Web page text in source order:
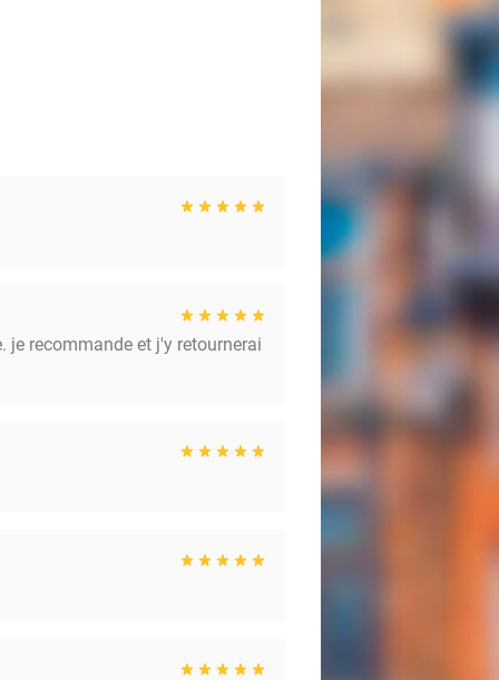
je recommande et j'y retournerai